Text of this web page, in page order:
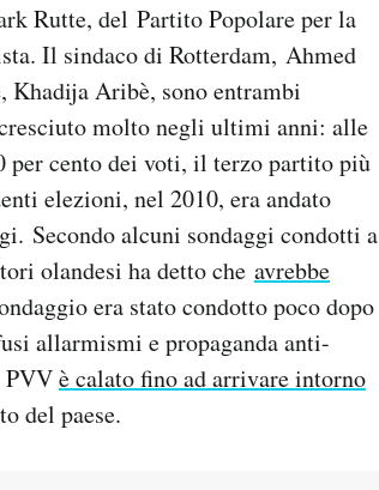
Rutte, del Partito Popolare per la
Il sindaco di Rotterdam, Ahmed
Khadija Aribè, sono entrambi
molto negli ultimi anni: alle
cento dei voti, il terzo partito più
elezioni, nel 2010, era andato
Secondo alcuni sondaggi condotti a
olandesi ha detto che avrebbe
era stato condotto poco dopo
allarmismi e propaganda anti-
PVVè calato fino ad arrivare intorno
del paese.